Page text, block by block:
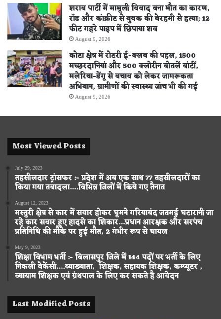
शराब पार्टी में मामूली विवाद बना मौत का कारण,
रॉड और कांक्रीट से युवक की बेरहमी से हत्या; 12
फीट गहरे पाइप में छिपाया शव
August 9, 2026
कोटा क्षेत्र में रोटरी ई-क्लब की पहल, 1500
मच्छरदानियां और 500 क्लोरीन बोतलें बांटीं,
मलेरिया-डेंगू से बचाव को लेकर जागरूकता
अभियान, ग्रामीणों की स्वास्थ्य जांच भी की गई
August 9, 2026
Most Viewed Posts
July 29, 2023
तहसीलदार ट्रांसफर :- प्रदेश में अब एक साथ 77 तहसीलदारों का
किया गया तबादला….विभिन्न जिलों में किये गए तैनात
August 12, 2023
मस्तुरी क्षेत्र से कार में सवार होकर घूमने गरियाबंद जतमई घटारानी जा
रहे कार सवार हुए हादसे का शिकार…प्रधान आरक्षक और सरपंच
प्रतिनिधि की मौके पर हुई मौत, 2 गंभीर रूप से घायल
May 9, 2023
शिक्षा विभाग भर्ती :- बिलासपुर जिले में 144 पदों पर भर्ती के लिए
निकली वेकेंसी….व्याख्याता, शिक्षक, सहायक शिक्षक, कम्प्यूटर ,
व्यायाम शिक्षक एवं ग्रंथपाल के लिए कर सकते है आवेदन
Last Modified Posts